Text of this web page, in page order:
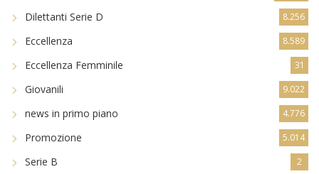
Dilettanti Serie D 8.256
Eccellenza 8.589
Eccellenza Femminile 31
Giovanili 9.022
news in primo piano 4.776
Promozione 5.014
Serie B 2